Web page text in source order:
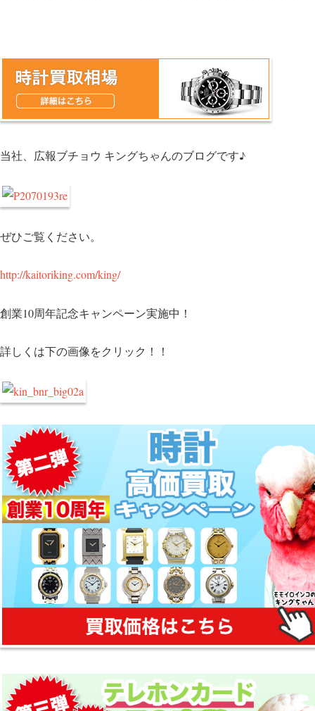
当社、広報ブチョウ キングちゃんのブログです♪
ぜひご覧ください。
http://kaitoriking.com/king/
創業10周年記念キャンペーン実施中！
詳しくは下の画像をクリック！！